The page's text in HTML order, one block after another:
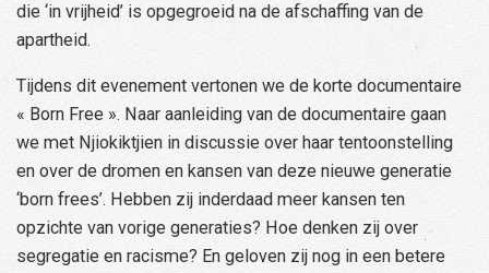
die ‘in vrijheid’ is opgegroeid na de afschaffing van de
apartheid.
Tijdens dit evenement vertonen we de korte documentaire
« Born Free ». Naar aanleiding van de documentaire gaan
we met Njiokiktjien in discussie over haar tentoonstelling
en over de dromen en kansen van deze nieuwe generatie
‘born frees’. Hebben zij inderdaad meer kansen ten
opzichte van vorige generaties? Hoe denken zij over
segregatie en racisme? En geloven zij nog in een betere